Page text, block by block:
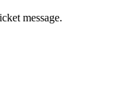
message.